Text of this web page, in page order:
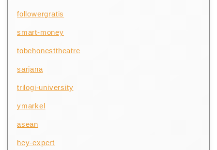
followergratis
smart-money
tobehonesttheatre
sarjana
trilogi-university
ymarkel
asean
hey-expert